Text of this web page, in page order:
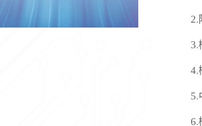
2.
3.
4.
5.
6.